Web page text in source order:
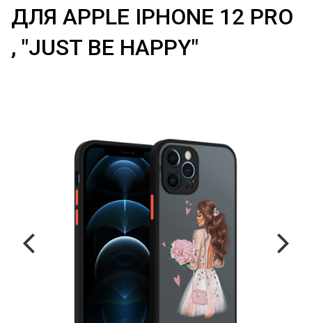
ДЛЯ APPLE IPHONE 12 PRO
, "JUST BE HAPPY"